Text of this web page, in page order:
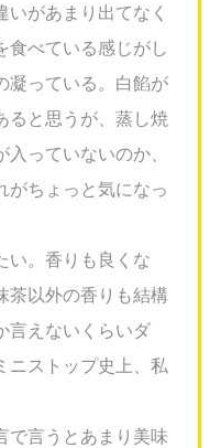
いがあまり出てなく
食べている感じがし
凝っている。白餡が
ると思うが、蒸し焼
っていないのか、
がちょっと気になっ
い。香りも良くな
茶以外の香りも結構
言えないくらいダ
ニストップ史上、私
で言うとあまり美味